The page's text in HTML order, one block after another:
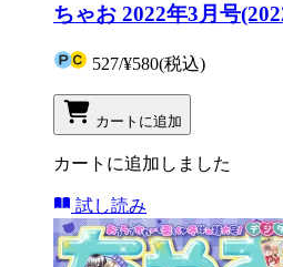
ちゃお 2022年3月号
527/¥580(税込)
カートに追加
カートに追加しました
試し読み